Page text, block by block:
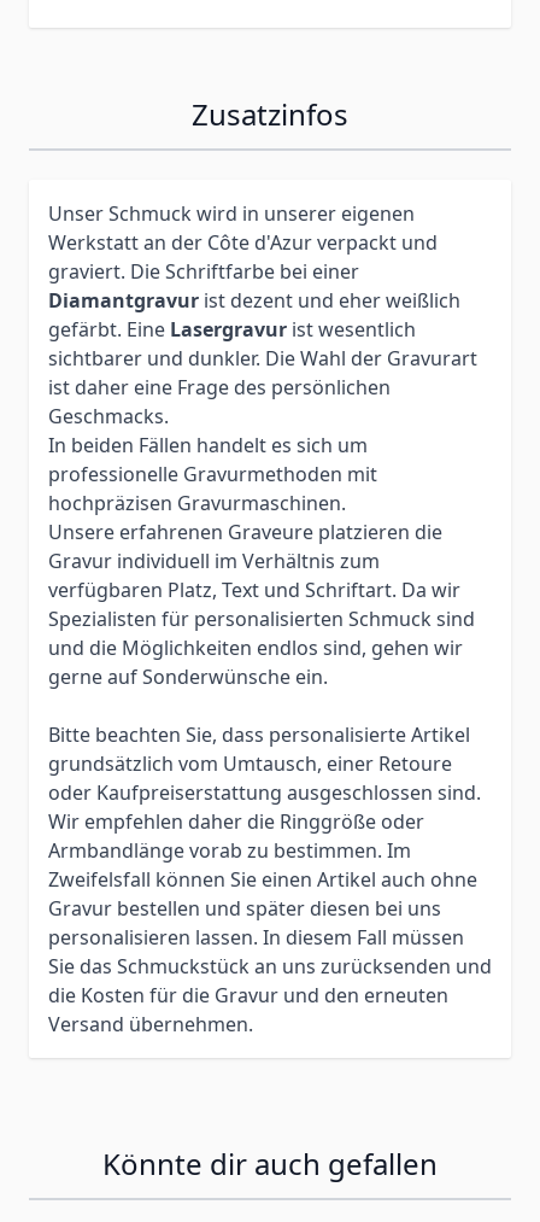
Zusatzinfos
Unser Schmuck wird in unserer eigenen
Werkstatt an der Côte d'Azur verpackt und
graviert. Die Schriftfarbe bei einer
Diamantgravur ist dezent und eher weißlich
gefärbt. Eine Lasergravur ist wesentlich
sichtbarer und dunkler. Die Wahl der Gravurart
ist daher eine Frage des persönlichen
Geschmacks.
In beiden Fällen handelt es sich um
professionelle Gravurmethoden mit
hochpräzisen Gravurmaschinen.
Unsere erfahrenen Graveure platzieren die
Gravur individuell im Verhältnis zum
verfügbaren Platz, Text und Schriftart. Da wir
Spezialisten für personalisierten Schmuck sind
und die Möglichkeiten endlos sind, gehen wir
gerne auf Sonderwünsche ein.
Bitte beachten Sie, dass personalisierte Artikel
grundsätzlich vom Umtausch, einer Retoure
oder Kaufpreiserstattung ausgeschlossen sind.
Wir empfehlen daher die Ringgröße oder
Armbandlänge vorab zu bestimmen. Im
Zweifelsfall können Sie einen Artikel auch ohne
Gravur bestellen und später diesen bei uns
personalisieren lassen. In diesem Fall müssen
Sie das Schmuckstück an uns zurücksenden und
die Kosten für die Gravur und den erneuten
Versand übernehmen.
Könnte dir auch gefallen